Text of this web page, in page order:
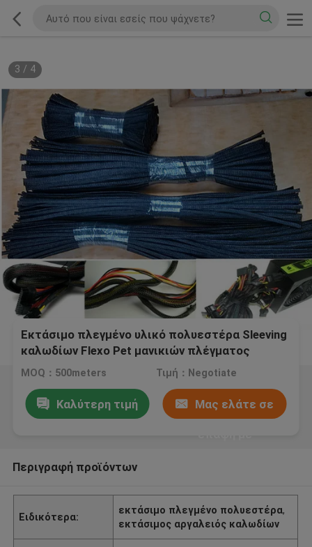
3 / 4
Εκτάσιμο πλεγμένο υλικό πολυεστέρα Sleeving
καλωδίων Flexo Pet μανικιών πλέγματος
καλωδίων
MOQ：500meters Τιμή：Negotiate
Καλύτερη τιμή Μας ελάτε σε
Περιγραφή προϊόντων
Ειδικότερα:
εκτάσιμο πλεγμένο πολυεστέρα,
εκτάσιμος αργαλειός καλωδίων